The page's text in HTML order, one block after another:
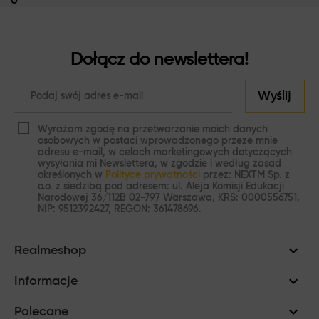
dopasowane do konkretnych modeli swoich smartfonów. Co
więcej, są one dostępne w wyjątkowo atrakcyjnych cenach.
Zależnie od wybranego produktu, trafić mogą do klienta nawet
wraz z łatwym i prostym w użyciu systemem montażu, dzięki
czemu da się założyć je nawet samemu i to bez wychodzenia z
domu.
Różnorodne szkła ochronne realme w
atrakcyjnych cenach
swojego telefonu ze względu na wysoką cenę profesjonalnych
realme są jednak dostępne dla każdego i nie trzeba wydawać
poszczególne produkty pasują do konkretnych modeli
Realmeshop
Informacje
Polecane
Dołącz do newslettera!
Wyślij
Wyrażam zgodę na przetwarzanie moich danych
osobowych w postaci wprowadzonego przeze mnie
adresu e-mail, w celach marketingowych dotyczących
wysyłania mi Newslettera, w zgodzie i według zasad
określonych w Polityce prywatności przez: NEXTM Sp. z
o.o. z siedzibą pod adresem: ul. Aleja Komisji Edukacji
Narodowej 36/112B 02-797 Warszawa, KRS: 0000556751,
NIP: 9512392427, REGON: 361478696.